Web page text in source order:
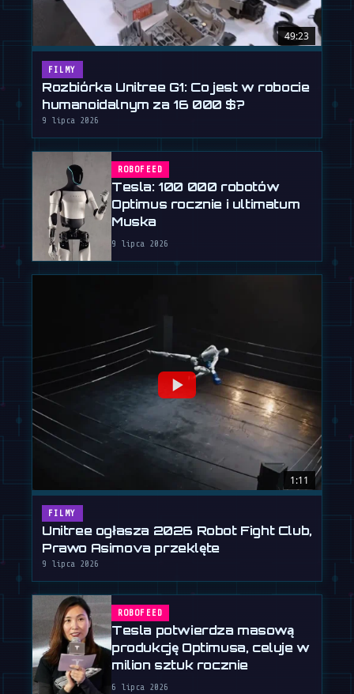
49:23
FILMY
Rozbiórka Unitree G1: Co jest w robocie
humanoidalnym za 16 000 $?
9 lipca 2026
ROBOFEED
Tesla: 100 000 robotów
Optimus rocznie i ultimatum
Muska
9 lipca 2026
1:11
FILMY
Unitree ogłasza 2026 Robot Fight Club,
Prawo Asimova przeklęte
9 lipca 2026
ROBOFEED
Tesla potwierdza masową
produkcję Optimusa, celuje w
milion sztuk rocznie
6 lipca 2026